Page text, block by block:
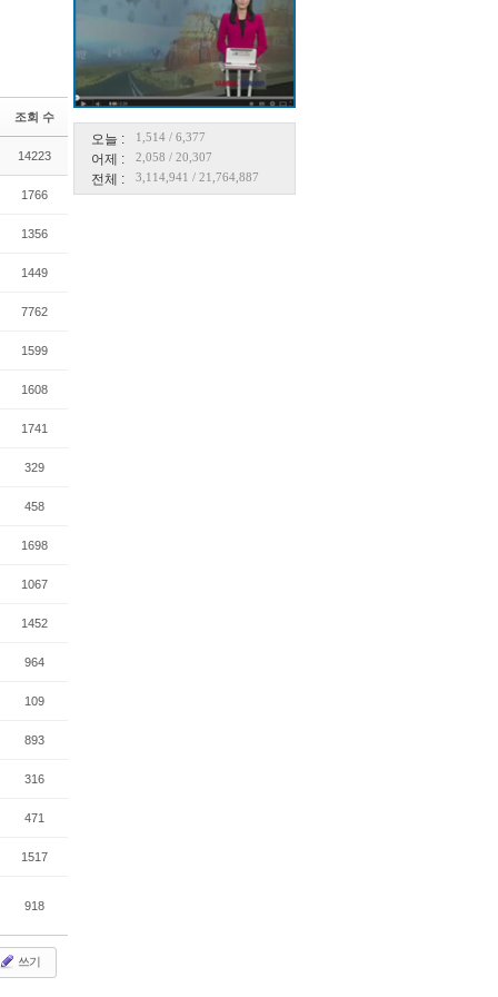
오늘 : 1,514 / 6,377
어제 : 2,058 / 20,307
전체 : 3,114,941 / 21,764,887
조회 수
14223
1766
1356
1449
7762
1599
1608
1741
329
458
1698
1067
1452
964
109
893
316
471
1517
918
쓰기